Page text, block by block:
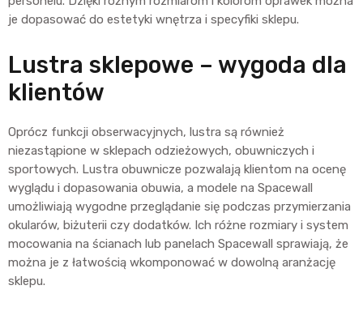
je dopasować do estetyki wnętrza i specyfiki sklepu.
Lustra sklepowe – wygoda dla
klientów
Oprócz funkcji obserwacyjnych, lustra są również
niezastąpione w sklepach odzieżowych, obuwniczych i
sportowych. Lustra obuwnicze pozwalają klientom na ocenę
wyglądu i dopasowania obuwia, a modele na Spacewall
umożliwiają wygodne przeglądanie się podczas przymierzania
okularów, biżuterii czy dodatków. Ich różne rozmiary i system
mocowania na ścianach lub panelach Spacewall sprawiają, że
można je z łatwością wkomponować w dowolną aranżację
sklepu.